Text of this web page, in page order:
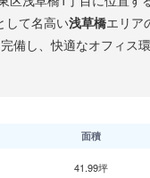
して名高い浅草橋エリア
備し、快適なオフィス
っています。
面積
41.99坪